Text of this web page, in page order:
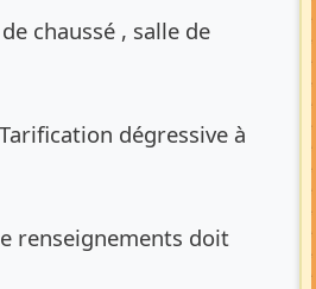
chaussé , salle de
dégressive à
renseignements doit